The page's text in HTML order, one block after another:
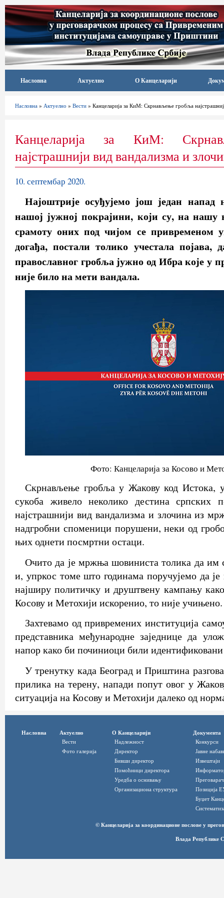
Насловна Актуелно О Канцеларији
Насловна » Актуелно » Вести » Канцеларија за КиМ: Скрнављење гробља
Канцеларија за КиМ:
најстрашнији вид вандализма и
10. септембар 2020.
Најоштрије осуђујемо још један
нашој јужној покрајини, који су, на нашу
срамоту оних под чијом се привременом
догађа, постали толико учестала појава,
православног гробља јужно од Ибра које у
није било на мети вандала.
Фото: Канцеларија за Косово и
Скрнављење гробља у Жакову код Истока,
сукоба живело неколико дестина српских
најстрашнији вид вандализма и злочина из
надгробни споменици порушени, неки од
њих однети посмртни остаци.
Очито да је мржња шовиниста толика да им
и, упркос томе што годинама поручујемо да
најширу политичку и друштвену кампању
Косову и Метохији искоренио, то није учињено.
Захтевамо од привремених институција
представника међународне заједнице да
напор како би починиоци били
У тренутку када Београд и Приштина
прилика на терену, напади попут овог у
ситуација на Косову и Метохији далеко од
Насловна Актуелно
Вести
Фото галерија
О Канцеларији
Надлежност
Директор
Бивши директор
Помоћници директора
Уредба о оснивању
Организациона структура
Документа
Конкурси
Јавне
Извештаји
Позиција
Буџет
© Канцеларија за координационе послове у
Влада Републике